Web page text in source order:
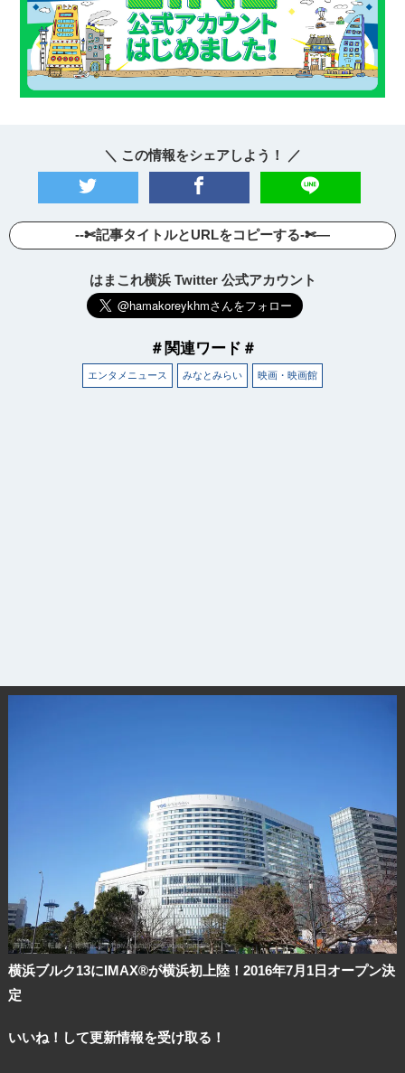
＼ この情報をシェアしよう！ ／
--✄記事タイトルとURLをコピーする-✄—
はまこれ横浜 Twitter 公式アカウント
＃関連ワード＃
エンタメニュース みなとみらい 映画・映画館
横浜ブルク13にIMAX®が横浜初上陸！2016年7月1日オープン決
定
いいね！して更新情報を受け取る！